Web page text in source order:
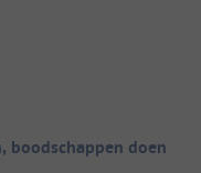
boodschappen doen